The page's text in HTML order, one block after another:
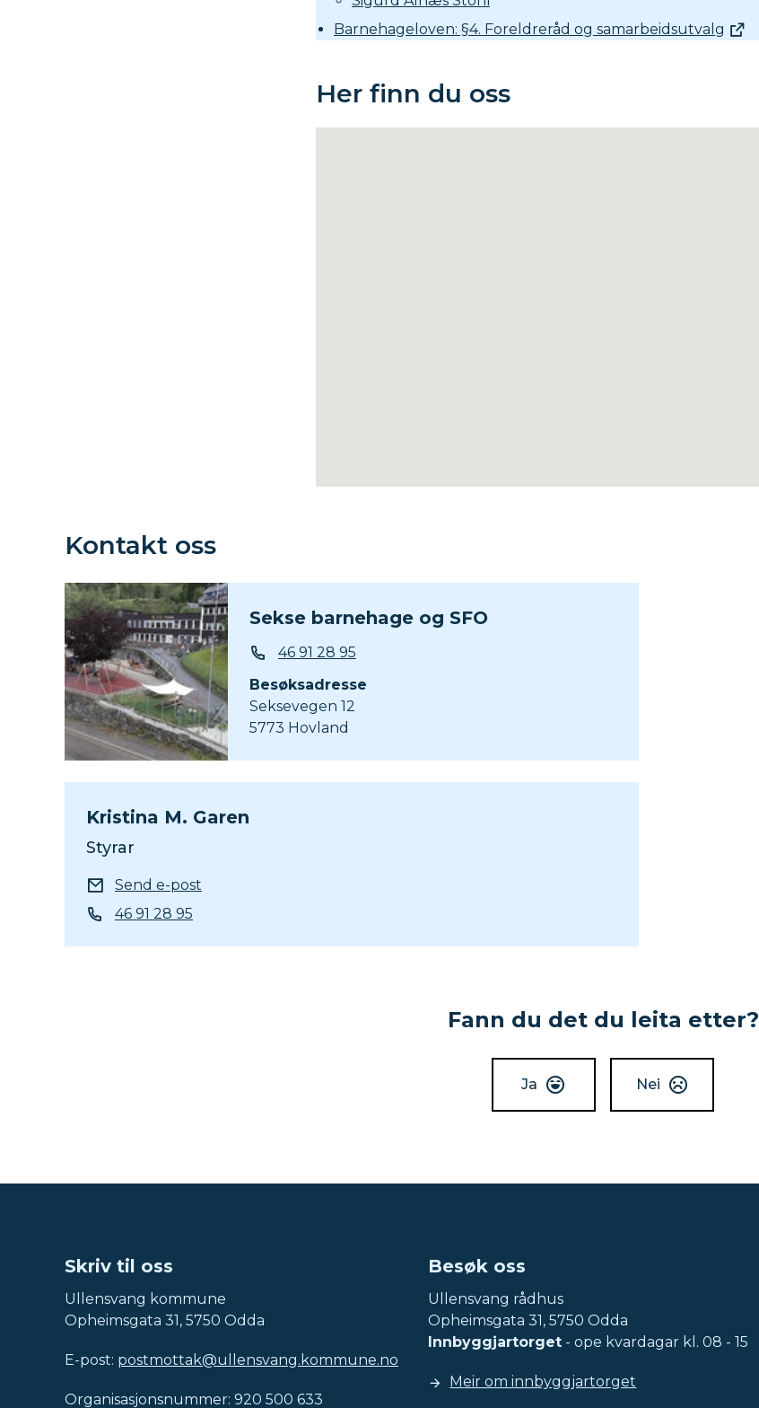
Barnehageloven: §4. Foreldreråd og samarbeidsutvalg
Her finn du oss
Kontakt oss
Sekse barnehage og SFO
Telefon46 91 28 95
Besøksadresse
Seksevegen 12
5773 Hovland
Kristina M. Garen
Styrar
E-postSend e-post
Telefon46 91 28 95
Fann du det du leita etter?
Ja Nei
Skriv til oss
Ullensvang kommune
Opheimsgata 31, 5750 Odda
E-post: postmottak@ullensvang.kommune.no
Organisasjonsnummer: 920 500 633
Besøk oss
Ullensvang rådhus
Opheimsgata 31, 5750 Odda
Innbyggjartorget - ope kvardagar kl. 08 - 15
Meir om innbyggjartorget